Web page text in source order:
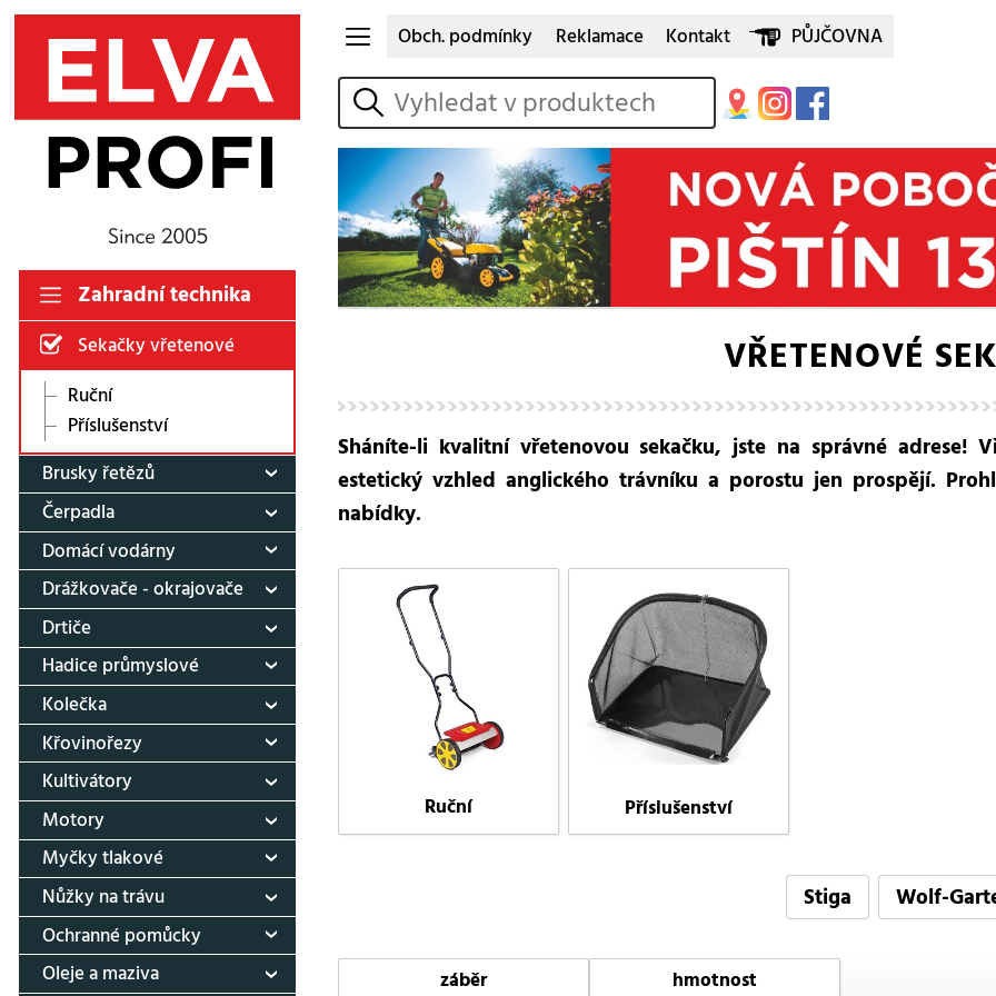
Zahradní technika
Sekačky vřetenové
Ruční
Příslušenství
Brusky řetězů
Čerpadla
Domácí vodárny
Drážkovače - okrajovače
Drtiče
Hadice průmyslové
Kolečka
Křovinořezy
Kultivátory
Motory
Myčky tlakové
Nůžky na trávu
Ochranné pomůcky
Oleje a maziva
Obch. podmínky Reklamace Kontakt PŮJČOVNA
vyhledat
VŘETENOVÉ
Sháníte-li kvalitní vřetenovou sekačku, jste na správné adrese!
estetický vzhled anglického trávníku a porostu jen prospějí.
nabídky.
Ruční Příslušenství
Stiga Wolf-
záběr hmotnost